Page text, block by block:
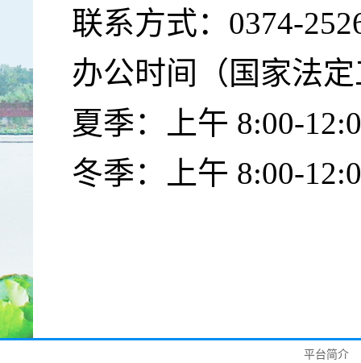
联系方式： 0374-
办公时间（国家法
夏季：上午 8:00-
冬季：上午 8:00-
平台简介